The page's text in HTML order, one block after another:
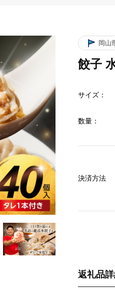
岡山
餃子
サイズ：
数量：
返礼品
決済方法